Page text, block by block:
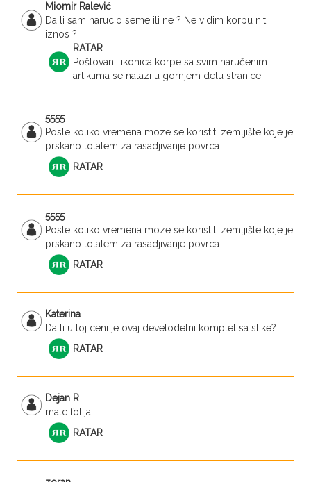
Miomir Ralević
Da li sam narucio seme ili ne ? Ne vidim korpu niti
iznos ?
RATAR
Poštovani, ikonica korpe sa svim naručenim
artiklima se nalazi u gornjem delu stranice.
5555
Posle koliko vremena moze se koristiti zemljište koje je
prskano totalem za rasadjivanje povrca
RATAR
5555
Posle koliko vremena moze se koristiti zemljište koje je
prskano totalem za rasadjivanje povrca
RATAR
Katerina
Da li u toj ceni je ovaj devetodelni komplet sa slike?
RATAR
Dejan R
malc folija
RATAR